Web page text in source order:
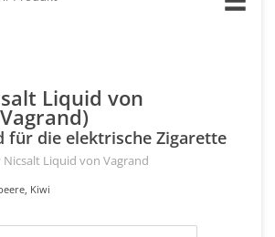
Liquid von
für die elektrische Zigarette
Nicsalt Liquid von Vagrand
Kiwi